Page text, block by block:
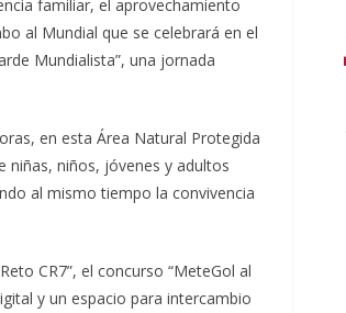
familiar, el aprovechamiento
al Mundial que se celebrará en el
Mundialista”, una jornada
en esta Área Natural Protegida
niñas, niños, jóvenes y adultos
al mismo tiempo la convivencia
CR7”, el concurso “MeteGol al
y un espacio para intercambio